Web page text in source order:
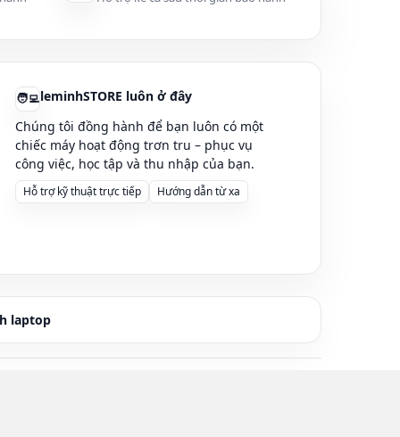
🧑‍💻leminhSTORE luôn ở đây
Chúng tôi đồng hành để bạn luôn có một
chiếc máy hoạt động trơn tru – phục vụ
công việc, học tập và thu nhập của bạn.
Hỗ trợ kỹ thuật trực tiếp Hướng dẫn từ xa
laptop